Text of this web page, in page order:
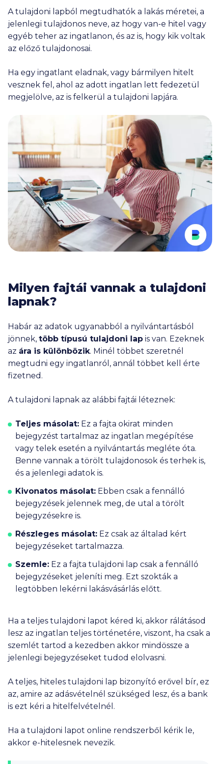
A tulajdoni lapból megtudhatók a lakás méretei, a
jelenlegi tulajdonos neve, az hogy van-e hitel vagy
egyéb teher az ingatlanon, és az is, hogy kik voltak
az előző tulajdonosai.
Ha egy ingatlant eladnak, vagy bármilyen hitelt
vesznek fel, ahol az adott ingatlan lett fedezetül
megjelölve, az is felkerül a tulajdoni lapjára.
Milyen fajtái vannak a tulajdoni
lapnak?
Habár az adatok ugyanabból a nyilvántartásból
jönnek, több típusú tulajdoni lap is van. Ezeknek
az ára is különbözik. Minél többet szeretnél
megtudni egy ingatlanról, annál többet kell érte
fizetned.
A tulajdoni lapnak az alábbi fajtái léteznek:
Teljes másolat: Ez a fajta okirat minden
bejegyzést tartalmaz az ingatlan megépítése
vagy telek esetén a nyilvántartás megléte óta.
Benne vannak a törölt tulajdonosok és terhek is,
és a jelenlegi adatok is.
Kivonatos másolat: Ebben csak a fennálló
bejegyzések jelennek meg, de utal a törölt
bejegyzésekre is.
Részleges másolat: Ez csak az általad kért
bejegyzéseket tartalmazza.
Szemle: Ez a fajta tulajdoni lap csak a fennálló
bejegyzéseket jeleníti meg. Ezt szokták a
legtöbben lekérni lakásvásárlás előtt.
Ha a teljes tulajdoni lapot kéred ki, akkor rálátásod
lesz az ingatlan teljes történetére, viszont, ha csak a
szemlét tartod a kezedben akkor mindössze a
jelenlegi bejegyzéseket tudod elolvasni.
A teljes, hiteles tulajdoni lap bizonyító erővel bír, ez
az, amire az adásvételnél szükséged lesz, és a bank
is ezt kéri a hitelfelvételnél.
Ha a tulajdoni lapot online rendszerből kérik le,
akkor e-hitelesnek nevezik.